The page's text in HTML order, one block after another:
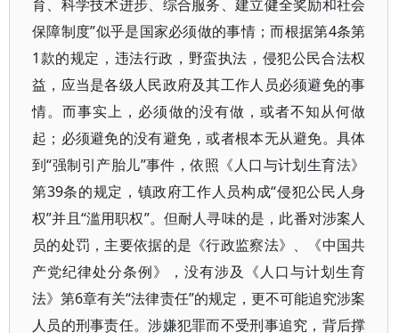
育、科学技术进步、综合服务、建立健全奖励和社会
保障制度”似乎是国家必须做的事情；而根据第4条第
1款的规定，违法行政，野蛮执法，侵犯公民合法权
益，应当是各级人民政府及其工作人员必须避免的事
情。而事实上，必须做的没有做，或者不知从何做
起；必须避免的没有避免，或者根本无从避免。具体
到“强制引产胎儿”事件，依照《人口与计划生育法》
第39条的规定，镇政府工作人员构成“侵犯公民人身
权”并且“滥用职权”。但耐人寻味的是，此番对涉案人
员的处罚，主要依据的是《行政监察法》、《中国共
产党纪律处分条例》，没有涉及《人口与计划生育
法》第6章有关“法律责任”的规定，更不可能追究涉案
人员的刑事责任。涉嫌犯罪而不受刑事追究，背后撑